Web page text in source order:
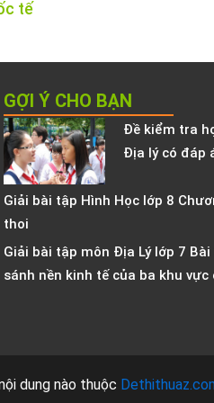
tế
GỢI Ý CHO BẠN
Đề kiểm tra
Địa lý có đáp
Giải bài tập Hình Học lớp 8
thoi
Giải bài tập môn Địa Lý lớp 7
sánh nền kinh tế của ba khu vực
dung nào thuộc